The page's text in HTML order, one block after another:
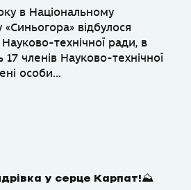
в Національному
відбулося
технічної ради, в
17 членів Науково-технічної
особи...
у серце Карпат!⛰️